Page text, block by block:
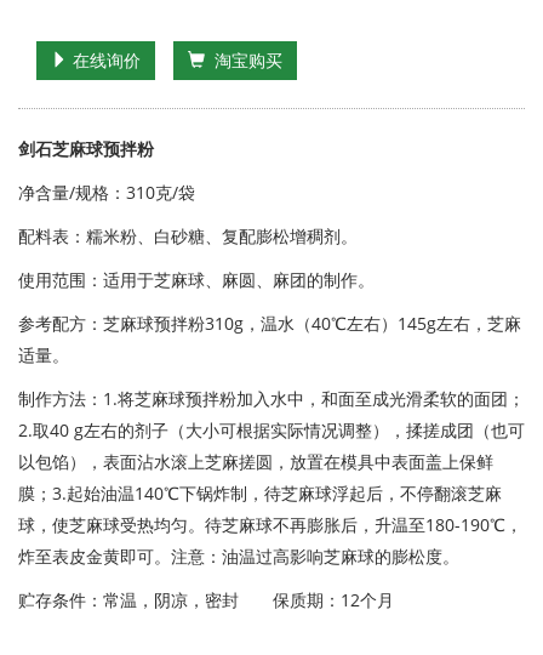
在线询价 淘宝购买
剑石芝麻球预拌粉
净含量/规格：310克/袋
配料表：糯米粉、白砂糖、复配膨松增稠剂。
使用范围：适用于芝麻球、麻圆、麻团的制作。
参考配方：芝麻球预拌粉310g，温水（40℃左右）145g左右，芝麻
适量。
制作方法：1.将芝麻球预拌粉加入水中，和面至成光滑柔软的面团；
2.取40 g左右的剂子（大小可根据实际情况调整），揉搓成团（也可
以包馅），表面沾水滚上芝麻搓圆，放置在模具中表面盖上保鲜
膜；3.起始油温140℃下锅炸制，待芝麻球浮起后，不停翻滚芝麻
球，使芝麻球受热均匀。待芝麻球不再膨胀后，升温至180-190℃，
炸至表皮金黄即可。注意：油温过高影响芝麻球的膨松度。
贮存条件：常温，阴凉，密封 保质期：12个月